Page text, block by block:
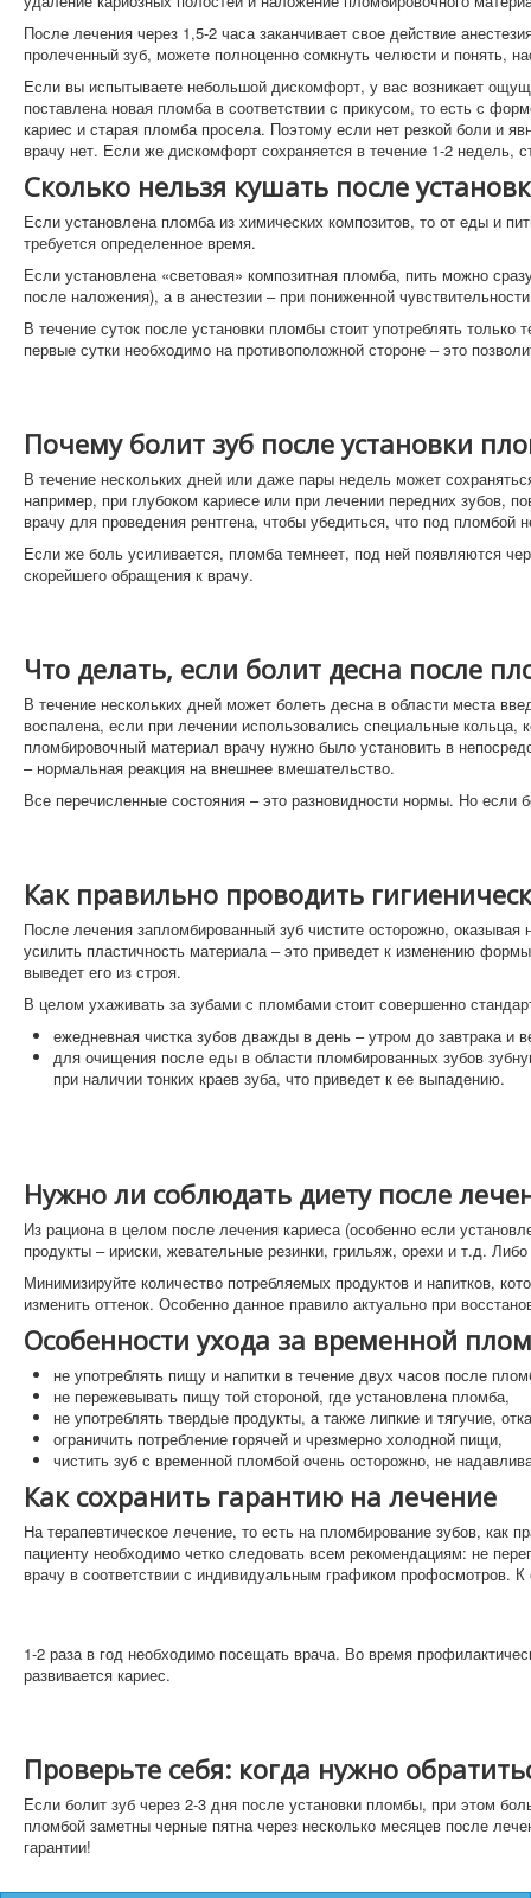
После лечения через 1,5-2 часа заканчивает свое действие
пролеченный зуб, можете полноценно сомкнуть челюсти и понять,
Если вы испытываете небольшой дискомфорт, у вас возникает
поставлена новая пломба в соответствии с прикусом, то есть с
кариес и старая пломба просела. Поэтому если нет резкой боли и
врачу нет. Если же дискомфорт сохраняется в течение 1-2 недель,
Сколько нельзя кушать после
Если установлена пломба из химических композитов, то от еды и
требуется определенное время.
Если установлена «световая» композитная пломба, пить можно
после наложения), а в анестезии – при пониженной
В течение суток после установки пломбы стоит употреблять
первые сутки необходимо на противоположной стороне – это
Почему болит зуб после установки
В течение нескольких дней или даже пары недель может
например, при глубоком кариесе или при лечении передних зубов,
врачу для проведения рентгена, чтобы убедиться, что под
Если же боль усиливается, пломба темнеет, под ней появляются
скорейшего обращения к врачу.
Что делать, если болит десна после
В течение нескольких дней может болеть десна в области места
воспалена, если при лечении использовались специальные
пломбировочный материал врачу нужно было установить в
– нормальная реакция на внешнее вмешательство.
Все перечисленные состояния – это разновидности нормы. Но если
Как правильно проводить
После лечения запломбированный зуб чистите осторожно,
усилить пластичность материала – это приведет к изменению
выведет его из строя.
В целом ухаживать за зубами с пломбами стоит совершенно
ежедневная чистка зубов дважды в день – утром до завтрака и
для очищения после еды в области пломбированных зубов
при наличии тонких краев зуба, что приведет к ее выпадению.
Нужно ли соблюдать диету после
Из рациона в целом после лечения кариеса (особенно если
продукты – ириски, жевательные резинки, грильяж, орехи и т.д.
Минимизируйте количество потребляемых продуктов и напитков,
изменить оттенок. Особенно данное правило актуально при
Особенности ухода за временной
не употреблять пищу и напитки в течение двух часов после
не пережевывать пищу той стороной, где установлена пломба,
не употреблять твердые продукты, а также липкие и тягучие,
ограничить потребление горячей и чрезмерно холодной пищи,
чистить зуб с временной пломбой очень осторожно, не
Как сохранить гарантию на лечение
На терапевтическое лечение, то есть на пломбирование зубов, как
пациенту необходимо четко следовать всем рекомендациям: не
врачу в соответствии с индивидуальным графиком профосмотров.
1-2 раза в год необходимо посещать врача. Во время
развивается кариес.
Проверьте себя: когда нужно
Если болит зуб через 2-3 дня после установки пломбы, при этом
пломбой заметны черные пятна через несколько месяцев после
гарантии!